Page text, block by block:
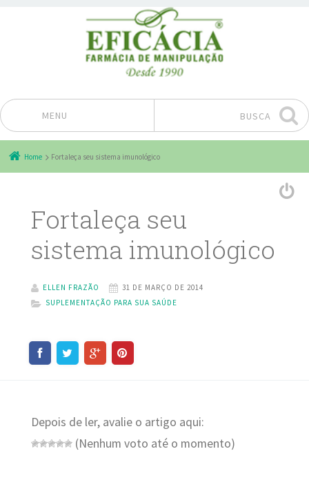
MENU
Pular para o conteúdo
BUSCA
Home Fortaleça seu sistema imunológico
Fortaleça seu
sistema imunológico
ELLEN FRAZÃO
31 DE MARÇO DE 2014
SUPLEMENTAÇÃO PARA SUA SAÚDE
Depois de ler, avalie o artigo aqui:
(Nenhum voto até o momento)